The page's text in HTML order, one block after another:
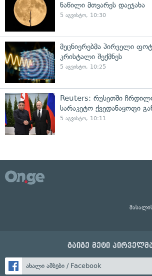
ნაწილი მთვარეს დაეჯახა
5 აგვისტო, 10:30
მეცნიერებმა პირველი
კრისტალი შექმნეს
5 აგვისტო, 10:25
Reuters: რუსეთში
სარაკეტო ქვედანაყოფი
5 აგვისტო, 10:11
გაიგე მეტი
ახალი ამბები / Facebook